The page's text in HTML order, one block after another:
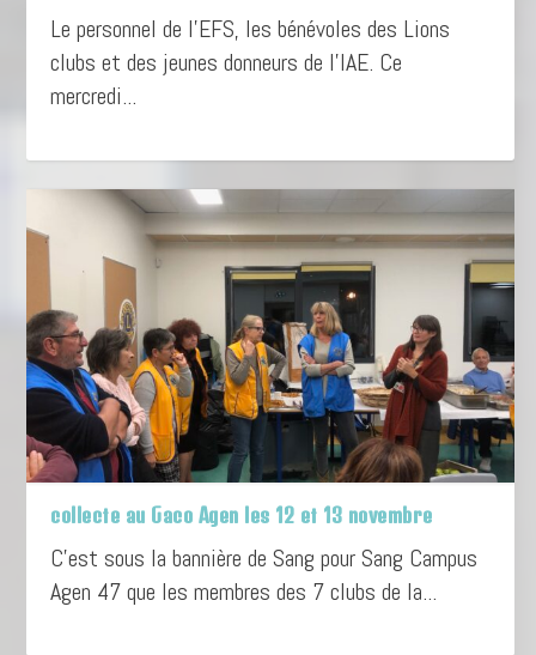
Le personnel de l’EFS, les bénévoles des Lions
clubs et des jeunes donneurs de l’IAE. Ce
mercredi...
collecte au Gaco Agen les 12 et 13 novembre
C’est sous la bannière de Sang pour Sang Campus
Agen 47 que les membres des 7 clubs de la...